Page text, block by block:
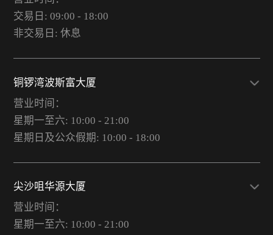
交易日: 09:00 - 18:00
非交易日: 休息
铜锣湾波斯富大厦
营业时间：
星期一至六: 10:00 - 21:00
星期日及公众假期: 10:00 - 18:00
尖沙咀华源大厦
营业时间：
星期一至六: 10:00 - 21:00